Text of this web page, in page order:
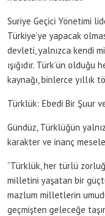
Suriye Geçici Yönetimi
Türkiye’ye yapacak
devleti, yalnızca kendi
ışığıdır. Türk’ün
kaynağı, binlerce yıllık
Türklük: Ebedi Bir Şuur
Gündüz, Türklüğün
karakter ve inanç
“Türklük, her türlü
milletini yaşatan bir
mazlum milletlerin
geçmişten geleceğe